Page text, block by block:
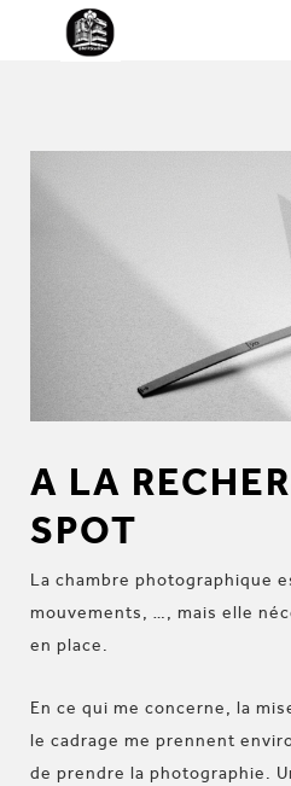
A LA
SPOT
La chambre photographique
mouvements, …, mais elle
en place.
En ce qui me concerne, la
le cadrage me prennent
de prendre la photographie.